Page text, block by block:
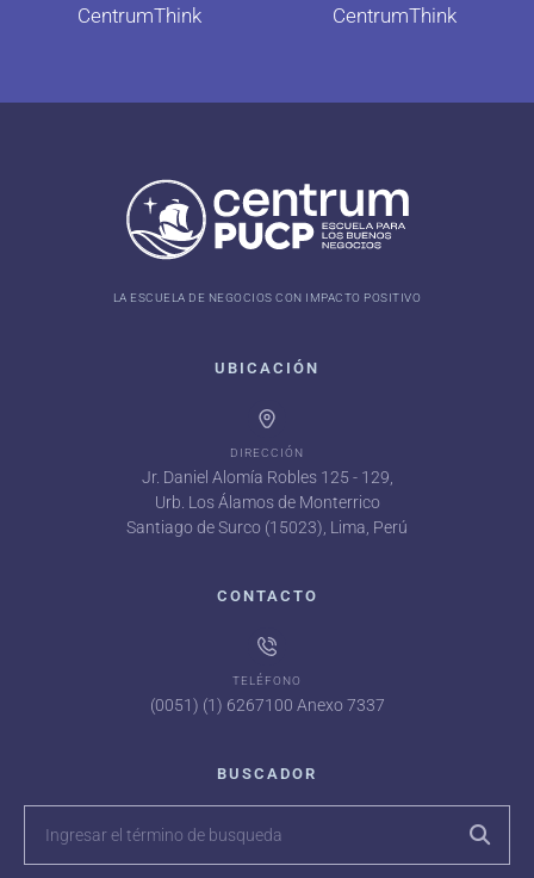
CentrumThink CentrumThink
LA ESCUELA DE NEGOCIOS CON IMPACTO POSITIVO
UBICACIÓN
DIRECCIÓN
Jr. Daniel Alomía Robles 125 - 129,
Urb. Los Álamos de Monterrico
Santiago de Surco (15023), Lima, Perú
CONTACTO
TELÉFONO
(0051) (1) 6267100 Anexo 7337
BUSCADOR